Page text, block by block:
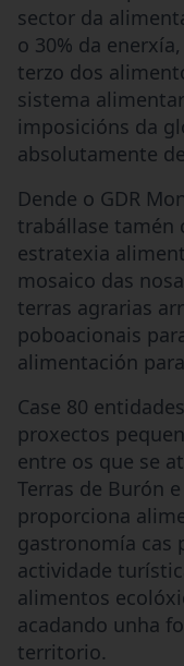
sector da
o 30% da
terzo dos
sistema
imposicións da
absolutamente
Dende o GDR
trabállase tamén
estratexia
mosaico das
terras agrarias
poboacionais
alimentación
Case 80
proxectos
entre os que se
Terras de Burón
proporciona
gastronomía cas
actividade
alimentos
acadando unha
territorio.